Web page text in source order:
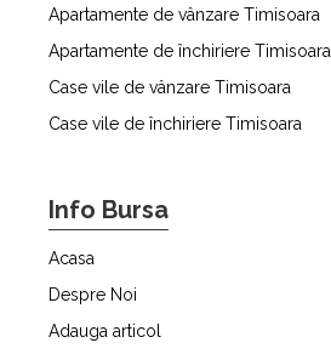
Apartamente de vânzare Timisoara
Apartamente de închiriere Timisoara
Case vile de vânzare Timisoara
Case vile de închiriere Timisoara
Info Bursa
Acasa
Despre Noi
Adauga articol